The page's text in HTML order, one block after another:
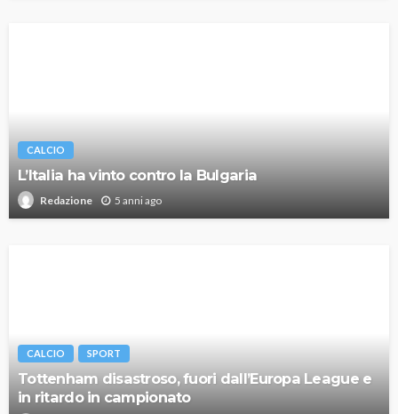
CALCIO
L’Italia ha vinto contro la Bulgaria
Redazione 5 anni ago
CALCIO SPORT
Tottenham disastroso, fuori dall’Europa League e
in ritardo in campionato